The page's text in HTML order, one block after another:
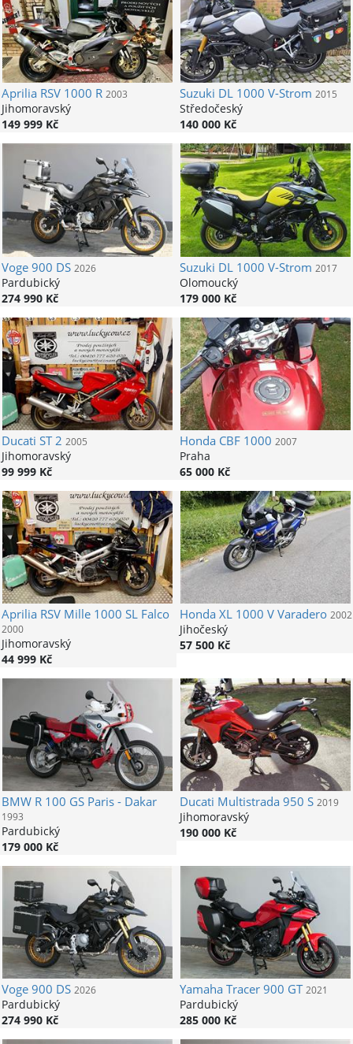
ApriliaRSV 1000 R 2003
Jihomoravský
149 999 Kč
Suzuki DL 1000 V-Strom 2015
Středočeský
140 000 Kč
Voge900 DS 2026
Pardubický
274 990 Kč
Suzuki DL 1000 V-Strom 2017
Olomoucký
179 000 Kč
Ducati ST 2 2005
Jihomoravský
99 999 Kč
HondaCBF 1000 2007
Praha
65 000 Kč
ApriliaRSV Mille 1000 SL Falco
2000
Jihomoravský
44 999 Kč
HondaXL 1000 V Varadero 2002
Jihočeský
57 500 Kč
BMWR 100 GS Paris - Dakar
1993
Pardubický
179 000 Kč
Ducati Multistrada 950 S 2019
Jihomoravský
190 000 Kč
Voge900 DS 2026
Pardubický
274 990 Kč
YamahaTracer 900 GT 2021
Pardubický
285 000 Kč